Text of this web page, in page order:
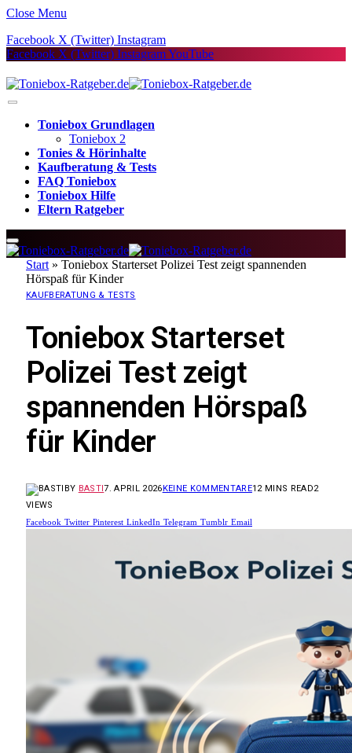
Close Menu
Facebook X (Twitter) Instagram
Facebook X (Twitter) InstagramYouTube
Toniebox Grundlagen
Toniebox 2
Tonies & Hörinhalte
Kaufberatung & Tests
FAQ Toniebox
Toniebox Hilfe
Eltern Ratgeber
Start » Toniebox Starterset Polizei Test zeigt spannenden
Hörspaß für Kinder
KAUFBERATUNG & TESTS
Toniebox Starterset
Polizei Test zeigt
spannenden Hörspaß
für Kinder
BY BASTI7. APRIL 2026KEINE KOMMENTARE12 MINS READ2
VIEWS
Facebook Twitter Pinterest LinkedIn Telegram Tumblr Email